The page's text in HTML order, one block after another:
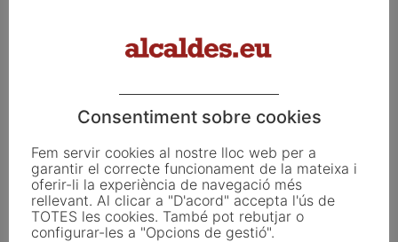
febrer 2, 2012
Consentiment sobre cookies
Fem servir cookies al nostre lloc web per a
garantir el correcte funcionament de la mateixa i
oferir-li la experiència de navegació més
rellevant. Al clicar a "D'acord" accepta l'ús de
TOTES les cookies. També pot rebutjar o
configurar-les a "Opcions de gestió".